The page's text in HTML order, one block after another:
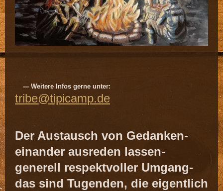
--- Weitere Infos gerne unter:
tribe@tipicamp.de
Der Austausch von Gedanken-
einander ausreden lassen-
generell respektvoller Umgang-
das sind Tugenden, die eigentlich